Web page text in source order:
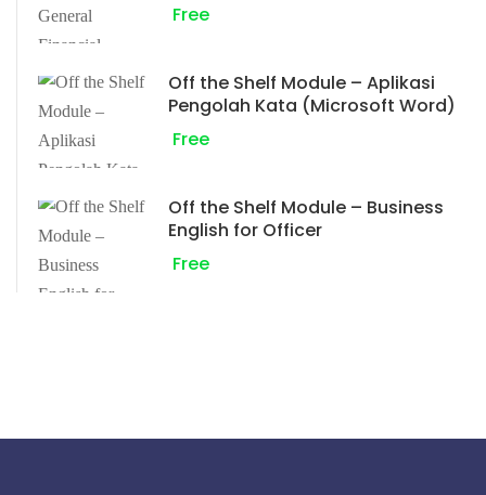
Free
Off the Shelf Module – Aplikasi
Pengolah Kata (Microsoft Word)
Free
Off the Shelf Module – Business
English for Officer
Free